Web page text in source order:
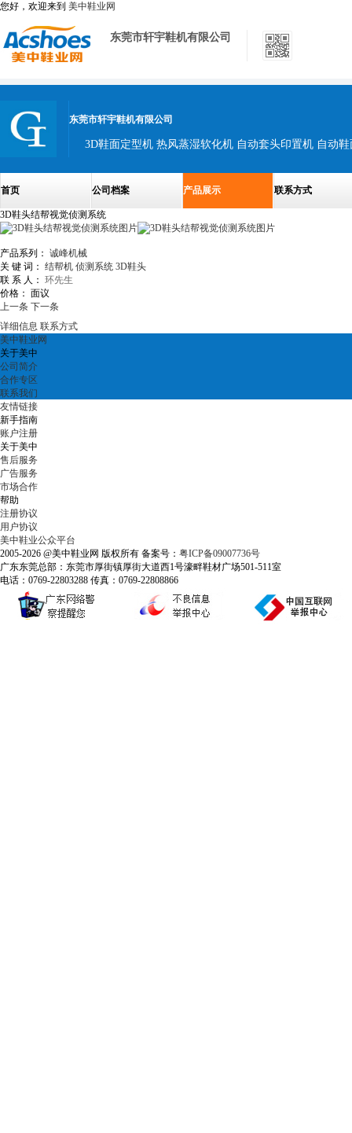
您好，欢迎来到 美中鞋业网
东莞市轩宇鞋机有限公司
东莞市轩宇鞋机有限公司
3D鞋面定型机 热风蒸湿软化机 自动套头印置机 自动
首页 公司档案 产品展示 联系方式
3D鞋头结帮视觉侦测系统
产品系列： 诚峰机械
关 键 词： 结帮机 侦测系统 3D鞋头
联 系 人： 环先生
价格： 面议
上一条 下一条
详细信息 联系方式
美中鞋业网
关于美中
公司简介
合作专区
联系我们
友情链接
新手指南
账户注册
关于美中
售后服务
广告服务
市场合作
帮助
注册协议
用户协议
美中鞋业公众平台
2005-2026 @美中鞋业网 版权所有 备案号： 粤ICP备09007736号
广东东莞总部：东莞市厚街镇厚街大道西1号濠畔鞋材广场501-511室
电话：0769-22803288 传真：0769-22808866